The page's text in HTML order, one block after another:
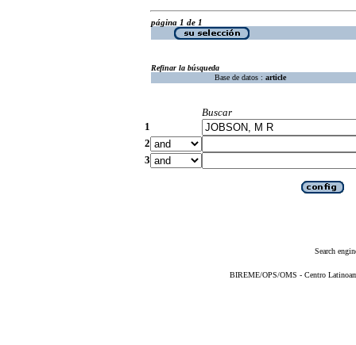
página 1 de 1
Refinar la búsqueda
Base de datos : article
Buscar
1
2
3
Search
BIREME/OPS/OMS - Centro